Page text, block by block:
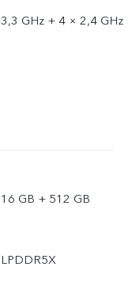
3,3 GHz + 4 × 2,4 GHz
16 GB + 512 GB
LPDDR5X